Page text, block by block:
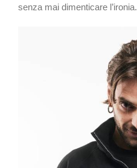
senza mai dimenticare l’ironia.